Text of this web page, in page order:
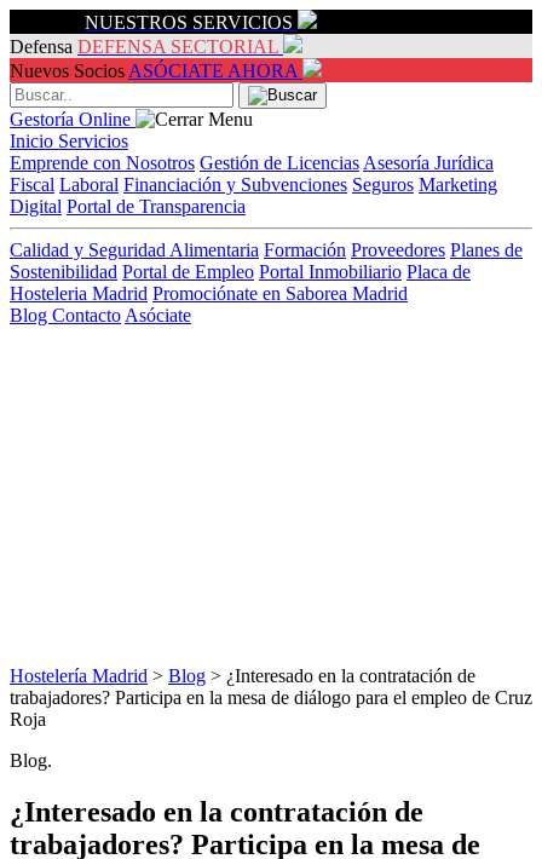
NUESTROS SERVICIOS
Defensa DEFENSA SECTORIAL
Nuevos Socios ASÓCIATE AHORA
Gestoría Online
Inicio Servicios
Emprende con Nosotros Gestión de Licencias Asesoría Jurídica
Fiscal Laboral Financiación y Subvenciones Seguros Marketing
Digital Portal de Transparencia
Calidad y Seguridad Alimentaria Formación Proveedores Planes de
Sostenibilidad Portal de Empleo Portal Inmobiliario Placa de
Hosteleria Madrid Promociónate en Saborea Madrid
Blog Contacto Asóciate
Hostelería Madrid > Blog > ¿Interesado en la contratación de
trabajadores? Participa en la mesa de diálogo para el empleo de Cruz
Roja
Blog.
¿Interesado en la contratación de
trabajadores? Participa en la mesa de